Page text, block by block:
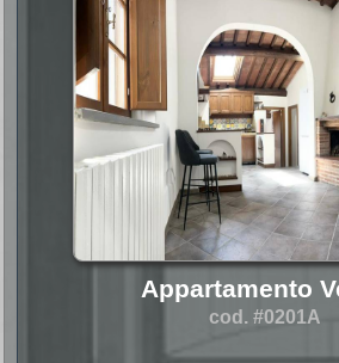
Appartamento
cod. #0201A